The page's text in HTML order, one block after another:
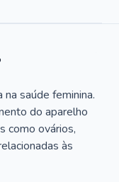
saúde feminina.
do aparelho
como ovários,
às